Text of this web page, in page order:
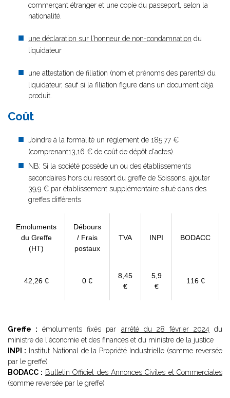
commerçant étranger et une copie du passeport, selon la
nationalité.
une déclaration sur l’honneur de non-condamnation du
liquidateur
une attestation de filiation (nom et prénoms des parents) du
liquidateur, sauf si la filiation figure dans un document déjà
produit.
Coût
Joindre à la formalité un règlement de 185.77 €
(comprenant13,16 € de coût de dépôt d'actes).
NB: Si la société possède un ou des établissements
secondaires hors du ressort du greffe de Soissons, ajouter
39,9 € par établissement supplémentaire situé dans des
greffes différents
Emoluments
du Greffe
(HT)
Débours
/ Frais
postaux
TVA INPI BODACC
42,26 € 0 €
8,45
€
5,9
€
116 €
Greffe : émoluments fixés par arrêté du 28 février 2024 du
ministre de l'économie et des finances et du ministre de la justice
INPI : Institut National de la Propriété Industrielle (somme reversée
par le greffe)
BODACC : Bulletin Officiel des Annonces Civiles et Commerciales
(somme reversée par le greffe)